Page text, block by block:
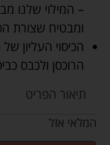
– המילוי שלנו
ומבטיח שצורת
הכיסוי העליון
הרוכסן ולכבס
תיאור הפריט
המלאי אזל